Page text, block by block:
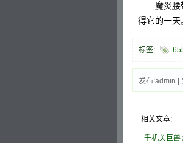
魔炎腰带
得它的一天
标签:
发布:admin |
相关文章:
千机关巨兽